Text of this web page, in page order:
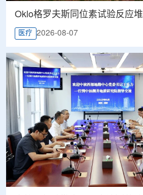
Oklo格罗夫斯同位素试验反应
医疗 2026-08-07